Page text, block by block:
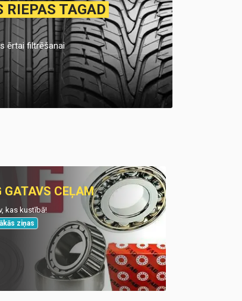
RIEPAS TAGAD
ērtai filtrēšanai
GATAVS CEĻAM
kas kustībā!
ziņas